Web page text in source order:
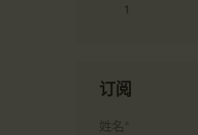
1
订阅
姓名*